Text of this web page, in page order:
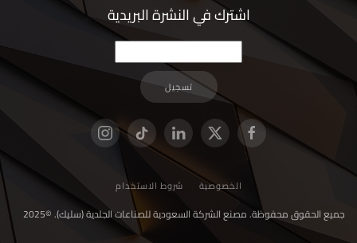
اشترك في النشرة البريدية
تسجيل
الخصوصية شروط الاستخدام
جميع الحقوق محفوظة. مصنع الشركة السعودية للصناعات الجلدية (سليك). ©2025